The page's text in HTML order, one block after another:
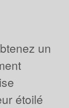
un
étoilé